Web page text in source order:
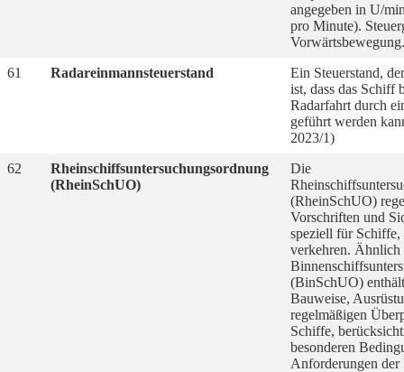
angegeben in U/
pro Minute).
Vorwärtsbewegung.
61
Radareinmannsteuerstand
Ein Steuerstand,
ist, dass das Schiff
Radarfahrt durch
geführt werden
2023/1)
62
Rheinschiffsuntersuchungsordnung
(RheinSchUO)
Die
(RheinSchUO)
Vorschriften und
speziell für
verkehren. Ähnlich
(BinSchUO)
Bauweise,
regelmäßigen
Schiffe,
besonderen
Anforderungen